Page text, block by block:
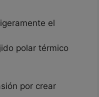
el
polar térmico
por crear